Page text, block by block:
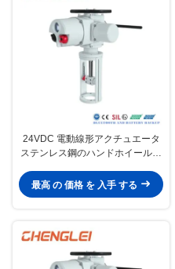
24VDC 電動線形アクチュエータ
ステンレス鋼のハンドホイールと
最高 の 価格 を 入手 する